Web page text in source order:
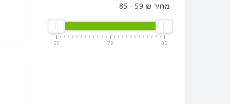
מחיר ₪59
-
85
59 72 85